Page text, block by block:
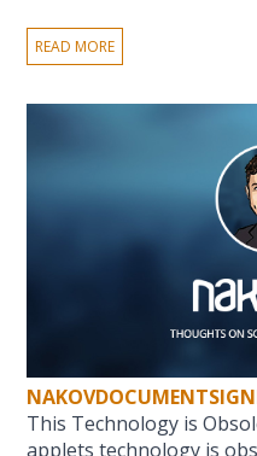
READ MORE
This Technology is
applets technology is